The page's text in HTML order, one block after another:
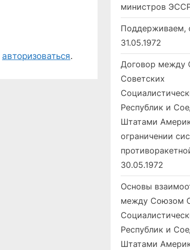
авторизоваться.
министров
Поддерживаем,
31.05.1972
Договор между
Советских
Республик и
Штатами
ограничении
30.05.1972
Основы
между Союзом
Республик и
Штатами